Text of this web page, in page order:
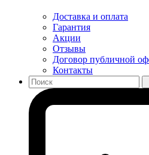
Доставка и оплата
Гарантия
Акции
Отзывы
Договор публичной
Контакты